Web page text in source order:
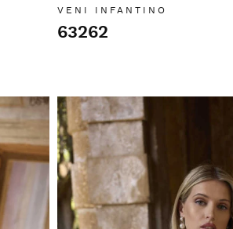
VENI INFANTINO
63262